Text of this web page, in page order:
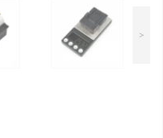
>